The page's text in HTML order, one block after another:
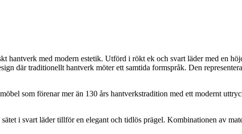
hantverk med modern estetik. Utförd i rökt ek och svart läder med en
där traditionellt hantverk möter ett samtida formspråk. Den
som förenar mer än 130 års hantverkstradition med ett modernt
i svart läder tillför en elegant och tidlös prägel. Kombinationen av